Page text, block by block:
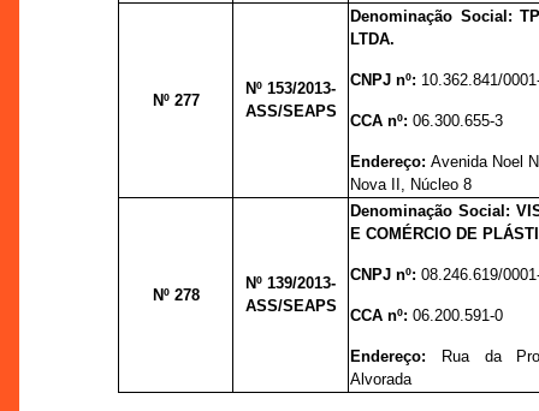
Nº 277
Nº 153/2013-
ASS/SEAPS
Denominação Social:
LTDA.
CNPJ nº: 10.362.841/
CCA nº:06.300.655-3
Endereço:Avenida Noel
Nova II, Núcleo 8
Nº 278
Nº 139/2013-
ASS/SEAPS
Denominação Social:
E COMÉRCIO DE
CNPJ nº:08.246.619/
CCA nº:06.200.591-0
Endereço:
Rua da
Alvorada